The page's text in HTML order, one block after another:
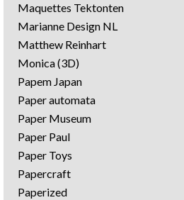
Maquettes Tektonten
Marianne Design NL
Matthew Reinhart
Monica (3D)
Papem Japan
Paper automata
Paper Museum
Paper Paul
Paper Toys
Papercraft
Paperized